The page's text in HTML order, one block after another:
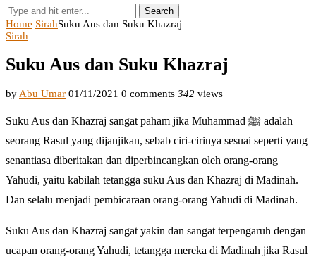
Search
Home SirahSuku Aus dan Suku Khazraj
Sirah
Suku Aus dan Suku Khazraj
by Abu Umar 01/11/2021 0 comments 342 views
Suku Aus dan Khazraj sangat paham jika Muhammad ﷺ adalah
seorang Rasul yang dijanjikan, sebab ciri-cirinya sesuai seperti yang
senantiasa diberitakan dan diperbincangkan oleh orang-orang
Yahudi, yaitu kabilah tetangga suku Aus dan Khazraj di Madinah.
Dan selalu menjadi pembicaraan orang-orang Yahudi di Madinah.
Suku Aus dan Khazraj sangat yakin dan sangat terpengaruh dengan
ucapan orang-orang Yahudi, tetangga mereka di Madinah jika Rasul